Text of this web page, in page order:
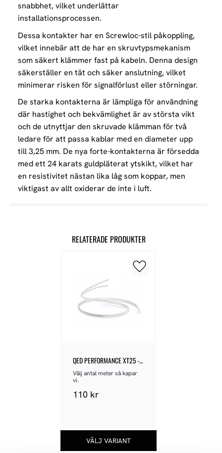
snabbhet, vilket underlättar
installationsprocessen.
Dessa kontakter har en Screwloc-stil påkoppling,
vilket innebär att de har en skruvtypsmekanism
som säkert klämmer fast på kabeln. Denna design
säkerställer en tät och säker anslutning, vilket
minimerar risken för signalförlust eller störningar.
De starka kontakterna är lämpliga för användning
där hastighet och bekvämlighet är av största vikt
och de utnyttjar den skruvade klämman för två
ledare för att passa kablar med en diameter upp
till 3,25 mm. De nya forte-kontakterna är försedda
med ett 24 karats guldpläterat ytskikt, vilket har
en resistivitet nästan lika låg som koppar, men
viktigast av allt oxiderar de inte i luft.
RELATERADE PRODUKTER
QED PERFORMANCE XT25 -
Välj antal meter så kapar
vi.
110 kr
Lägg till i favoriter